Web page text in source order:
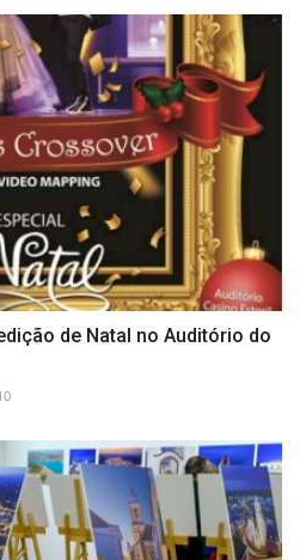
de Natal no Auditório do